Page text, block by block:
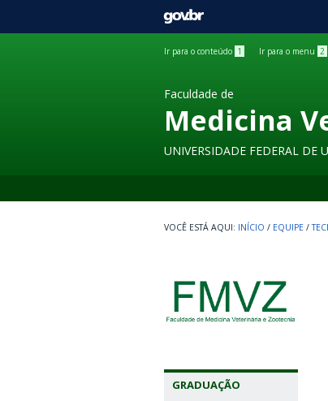
GOVBR
Ir para o conteúdo 1 Ir para o menu 2
Faculdade de
Medicina
UNIVERSIDADE FEDERAL DE
INÍCIO / EQUIPE /
GRADUAÇÃO